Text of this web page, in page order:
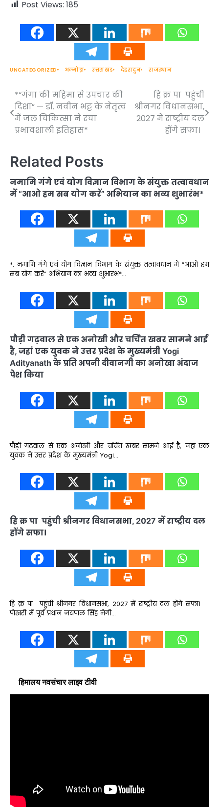
Post Views: 185
UNCATEGORIZED अल्मोड़ा उत्तराखंड देहरादून राजस्थान
Post
navigation
*“गंगा की महिमा से उपचार की
दिशा” — डॉ. नवीन भट्ट के नेतृत्व
में जल चिकित्सा ने रचा
प्रभावशाली इतिहास*
हि क्र पा पहुंची
श्रीनगर विधानसभा,
2027 में राष्ट्रीय दल
होंगे सफा।
Related Posts
नमामि गंगे एवं योग विज्ञान विभाग के संयुक्त तत्वावधान
में “आओ हम सब योग करें” अभियान का भव्य शुभारंभ*
*. नमामि गंगे एवं योग विज्ञान विभाग के संयुक्त तत्वावधान में “आओ हम
सब योग करें” अभियान का भव्य शुभारंभ*…
पौड़ी गढ़वाल से एक अनोखी और चर्चित खबर सामने आई
है, जहां एक युवक ने उत्तर प्रदेश के मुख्यमंत्री Yogi
Adityanath के प्रति अपनी दीवानगी का अनोखा अंदाज
पेश किया
पौड़ी गढ़वाल से एक अनोखी और चर्चित खबर सामने आई है, जहां एक
युवक ने उत्तर प्रदेश के मुख्यमंत्री Yogi…
हि क्र पा पहुंची श्रीनगर विधानसभा, 2027 में राष्ट्रीय दल
होंगे सफा।
हि क्र पा पहुंची श्रीनगर विधानसभा, 2027 में राष्ट्रीय दल होंगे सफा।
पोखरी में पूर्व प्रधान जयपाल सिंह नेगी…
हिमालय नवसंचार लाइव टीवी